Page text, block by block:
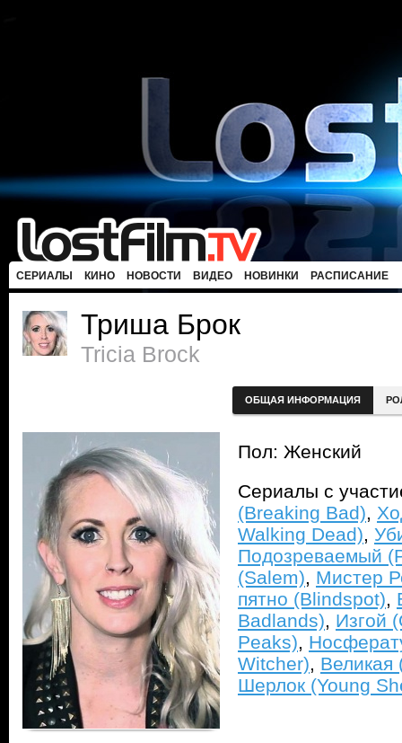
СЕРИАЛЫ КИНО НОВОСТИ ВИДЕО НОВИНКИ РАСПИСАНИЕ
Триша Брок
Tricia Brock
ОБЩАЯ ИНФОРМАЦИЯ
Пол: Женский
Сериалы с
(Breaking Bad),
Walking Dead),
Подозреваемый
(Salem), Мистер
пятно (Blindspot),
Badlands), Изгой
Peaks),
Witcher), Великая
Шерлок (Young